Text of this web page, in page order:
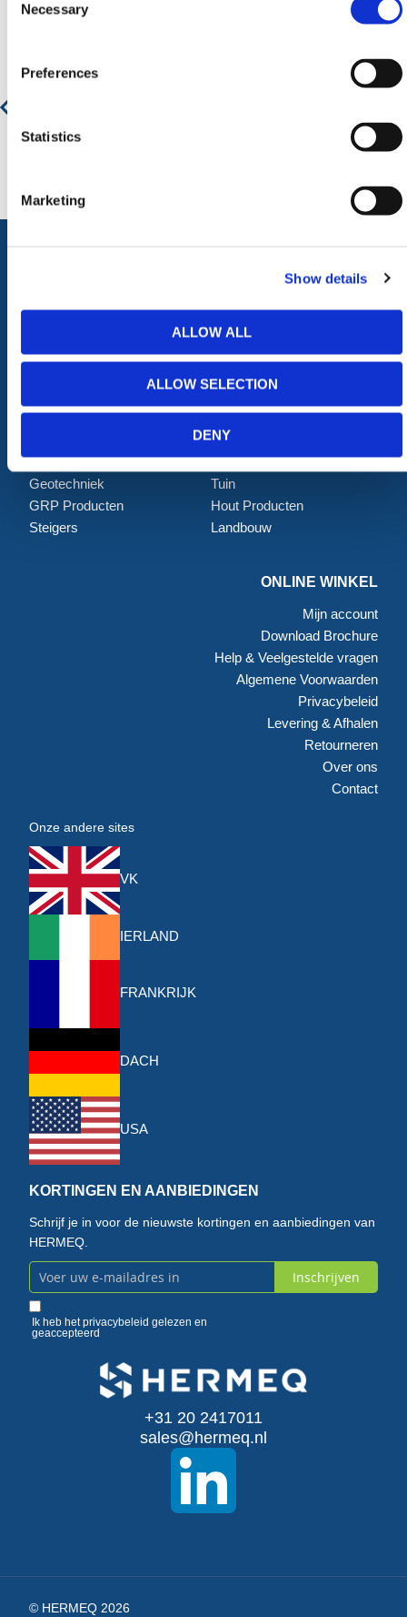
Selection
Necessary
Preferences
Statistics
Marketing
Show details
ALLOW ALL
ALLOW SELECTION
DENY
Verkeer en Veiligheid
Grondbescherming &
Grondwerken Beschoeiing
Geotechniek
GRP Producten
Steigers
Tillen en Transport
Bouw
Opslag
PBM Welzijn
Straatmeubilair
Tuin
Hout Producten
Landbouw
ONLINE WINKEL
Mijn account
Download Brochure
Help & Veelgestelde vragen
Algemene Voorwaarden
Privacybeleid
Levering & Afhalen
Retourneren
Over ons
Contact
Onze andere sites
VK
IERLAND
FRANKRIJK
DACH
USA
KORTINGEN EN AANBIEDINGEN
Schrijf je in voor de nieuwste kortingen en aanbiedingen van
HERMEQ.
Abonneer
u
Inschrijven
Ik heb hetprivacybeleid gelezen en
geaccepteerd
+31 20 2417011
sales@hermeq.nl
© HERMEQ 2026